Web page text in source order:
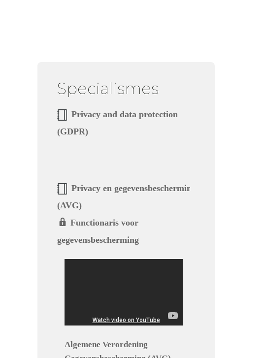
Specialismes
Privacy and data protection
(GDPR)
Privacy en gegevensbescherming
(AVG)
Functionaris voor
gegevensbescherming
Algemene Verordening